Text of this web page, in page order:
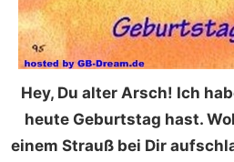
Hey, Du alter Arsch! Ich
heute Geburtstag hast.
einem Strauß bei Dir